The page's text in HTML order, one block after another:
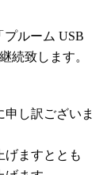
プルーム USB
続致します。
し訳ございま
げますととも